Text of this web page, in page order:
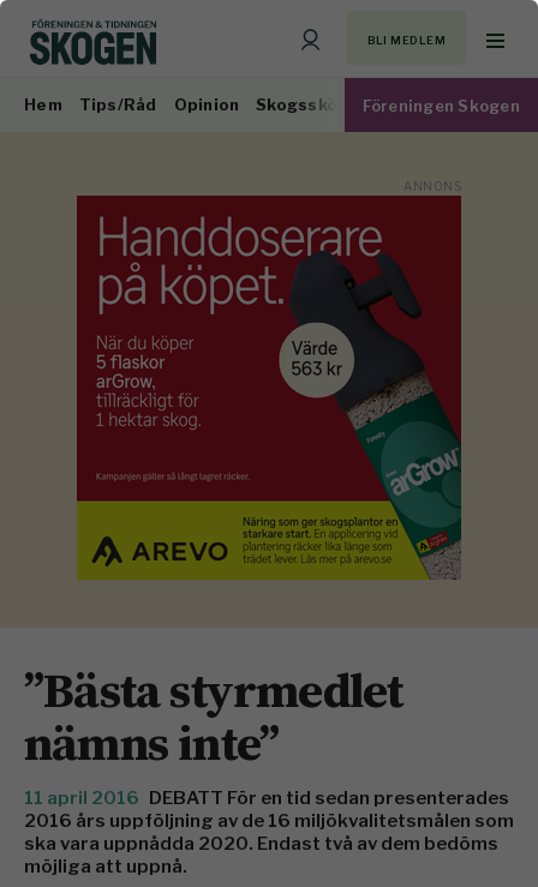
BLI MEDLEM
Hem Tips/Råd Opinion Skogsskötsel Virkesmarknad
Föreningen Skogen
”Bästa styrmedlet
nämns inte”
11 april 2016 DEBATT För en tid sedan presenterades
2016 års uppföljning av de 16 miljökvalitetsmålen som
ska vara uppnådda 2020. Endast två av dem bedöms
möjliga att uppnå.